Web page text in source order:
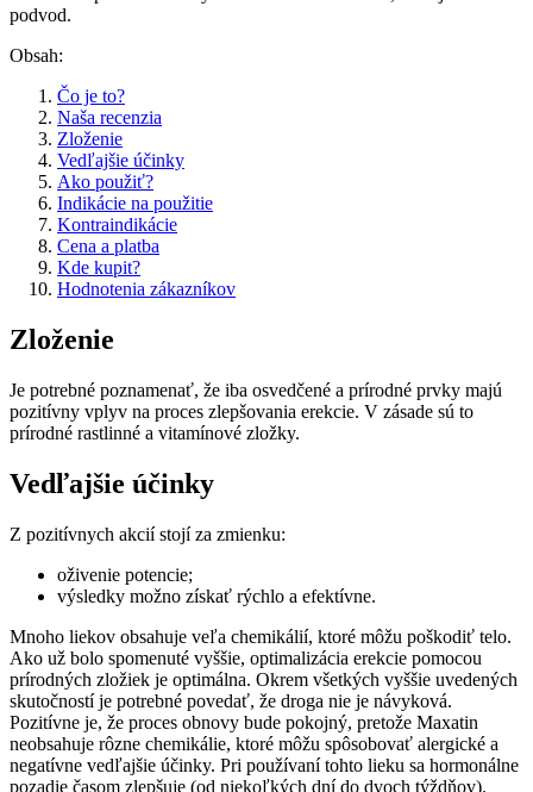
podvod.
Obsah:
Čo je to?
Naša recenzia
Zloženie
Vedľajšie účinky
Ako použiť?
Indikácie na použitie
Kontraindikácie
Cena a platba
Kde kupit?
Hodnotenia zákazníkov
Zloženie
Je potrebné poznamenať, že iba osvedčené a prírodné prvky majú
pozitívny vplyv na proces zlepšovania erekcie. V zásade sú to
prírodné rastlinné a vitamínové zložky.
Vedľajšie účinky
Z pozitívnych akcií stojí za zmienku:
oživenie potencie;
výsledky možno získať rýchlo a efektívne.
Mnoho liekov obsahuje veľa chemikálií, ktoré môžu poškodiť telo.
Ako už bolo spomenuté vyššie, optimalizácia erekcie pomocou
prírodných zložiek je optimálna. Okrem všetkých vyššie uvedených
skutočností je potrebné povedať, že droga nie je návyková.
Pozitívne je, že proces obnovy bude pokojný, pretože Maxatin
neobsahuje rôzne chemikálie, ktoré môžu spôsobovať alergické a
negatívne vedľajšie účinky. Pri používaní tohto lieku sa hormonálne
pozadie časom zlepšuje (od niekoľkých dní do dvoch týždňov).